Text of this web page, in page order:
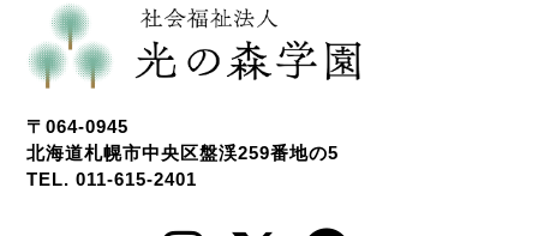
〒064-0945
北海道札幌市中央区盤渓259番地の5
TEL. 011-615-2401